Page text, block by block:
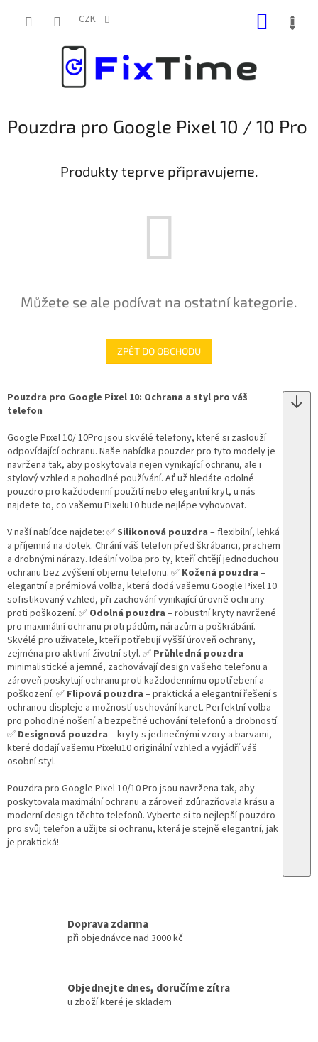
CZK
Pouzdra pro Google Pixel 10 / 10 Pro
Produkty teprve připravujeme.
Můžete se ale podívat na ostatní kategorie.
ZPĚT DO OBCHODU
Pouzdra pro Google Pixel 10: Ochrana a styl pro váš
telefon
Google Pixel 10/ 10Pro jsou skvélé telefony, které si zaslouží
odpovídající ochranu. Naše nabídka pouzder pro tyto modely je
navržena tak, aby poskytovala nejen vynikající ochranu, ale i
stylový vzhled a pohodlné používání. Ať už hledáte odolné
pouzdro pro každodenní použití nebo elegantní kryt, u nás
najdete to, co vašemu Pixelu10 bude nejlépe vyhovovat.
V naší nabídce najdete: ✅Silikonová pouzdra – flexibilní, lehká
a příjemná na dotek. Chrání váš telefon před škrábanci, prachem
a drobnými nárazy. Ideální volba pro ty, kteří chtějí jednoduchou
ochranu bez zvýšení objemu telefonu. ✅ Kožená pouzdra –
elegantní a prémiová volba, která dodá vašemu Google Pixel 10
sofistikovaný vzhled, při zachování vynikající úrovně ochrany
proti poškození. ✅ Odolná pouzdra – robustní kryty navržené
pro maximální ochranu proti pádům, nárazům a poškrábání.
Skvélé pro uživatele, kteří potřebují vyšší úroveň ochrany,
zejména pro aktivní životní styl. ✅ Průhledná pouzdra –
minimalistické a jemné, zachovávají design vašeho telefonu a
zároveň poskytují ochranu proti každodennímu opotřebení a
poškození. ✅ Flipová pouzdra – praktická a elegantní řešení s
ochranou displeje a možností uschování karet. Perfektní volba
pro pohodlné nošení a bezpečné uchování telefonů a drobností.
✅ Designová pouzdra – kryty s jedinečnými vzory a barvami,
které dodají vašemu Pixelu10 originální vzhled a vyjádří váš
osobní styl.
Pouzdra pro Google Pixel 10/10 Pro jsou navržena tak, aby
poskytovala maximální ochranu a zároveň zdůrazňovala krásu a
moderní design těchto telefonů. Vyberte si to nejlepší pouzdro
pro svůj telefon a užijte si ochranu, která je stejně elegantní, jak
je praktická!
Doprava zdarma
při objednávce nad 3000 kč
Objednejte dnes, doručíme zítra
u zboží které je skladem